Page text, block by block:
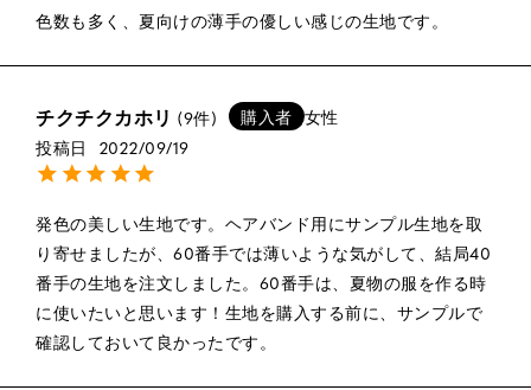
色数も多く、夏向けの薄手の優しい感じの生地です。
チクチクカホリ 9 購入者 女性
投稿日
2022/09/19
発色の美しい生地です。ヘアバンド用にサンプル生地を取
り寄せましたが、60番手では薄いような気がして、結局40
番手の生地を注文しました。60番手は、夏物の服を作る時
に使いたいと思います！生地を購入する前に、サンプルで
確認しておいて良かったです。